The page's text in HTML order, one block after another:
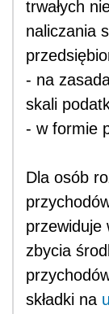
trwałych
naliczania
- na
skali
- w formie
Dla osób
przewiduje
zbycia
składki na